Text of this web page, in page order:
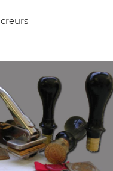
désinscrire à tout moment en